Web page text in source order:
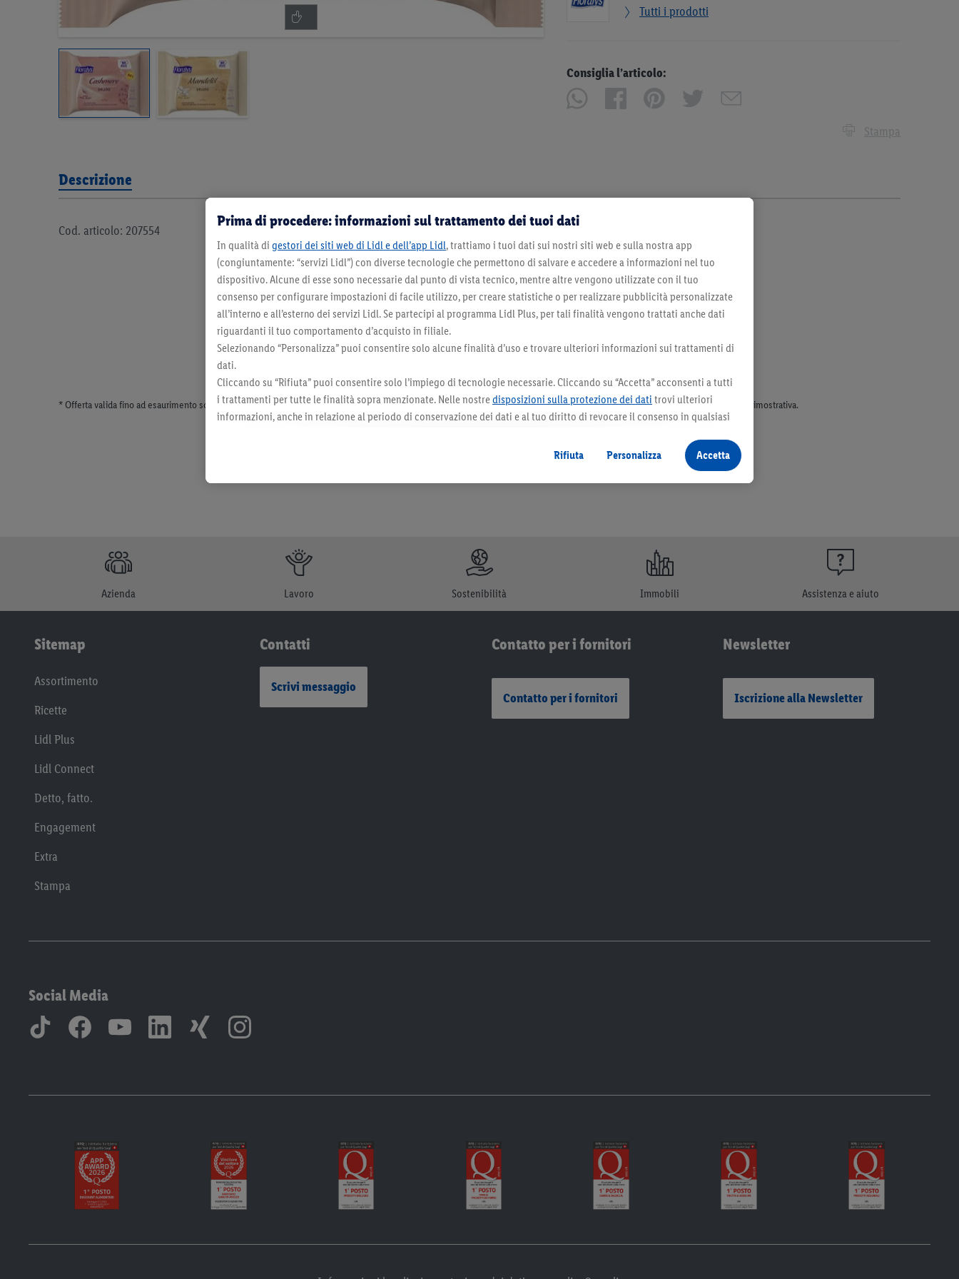
Tutti i prodotti
Consiglia l’articolo:
Stampa
Descrizione
Cod. articolo: 207554
* Offerta valida fino ad esaurimento scorte. Tutti i prezzi senza decorazioni. I prodotti qui reclamizzati, soprattutto quelli non-food, non fanno sempre parte dell’assortimento. Ill. dimostrativa.
Azienda Lavoro Sostenibilità Immobili Assistenza e aiuto
Sitemap
Assortimento
Ricette
Lidl Plus
Lidl Connect
Detto, fatto.
Engagement
Extra
Stampa
Contatti
Scrivi messaggio
Contatto per i fornitori
Contatto per i fornitori
Newsletter
Iscrizione alla Newsletter
Social Media
Prima di procedere: informazioni sul trattamento dei tuoi dati
In qualità di gestori dei siti web di Lidl e dell’app Lidl, trattiamo i tuoi dati sui nostri siti web e sulla nostra app
(congiuntamente: “servizi Lidl”) con diverse tecnologie che permettono di salvare e accedere a informazioni nel tuo
dispositivo. Alcune di esse sono necessarie dal punto di vista tecnico, mentre altre vengono utilizzate con il tuo
consenso per configurare impostazioni di facile utilizzo, per creare statistiche o per realizzare pubblicità personalizzate
all’interno e all’esterno dei servizi Lidl. Se partecipi al programma Lidl Plus, per tali finalità vengono trattati anche dati
riguardanti il tuo comportamento d’acquisto in filiale.
Selezionando “Personalizza” puoi consentire solo alcune finalità d’uso e trovare ulteriori informazioni sui trattamenti di
dati.
Cliccando su “Rifiuta” puoi consentire solo l’impiego di tecnologie necessarie. Cliccando su “Accetta” acconsenti a tutti
i trattamenti per tutte le finalità sopra menzionate. Nelle nostredisposizioni sulla protezione dei dati trovi ulteriori
informazioni, anche in relazione al periodo di conservazione dei dati e al tuo diritto di revocare il consenso in qualsiasi
Rifiuta
Personalizza Accetta